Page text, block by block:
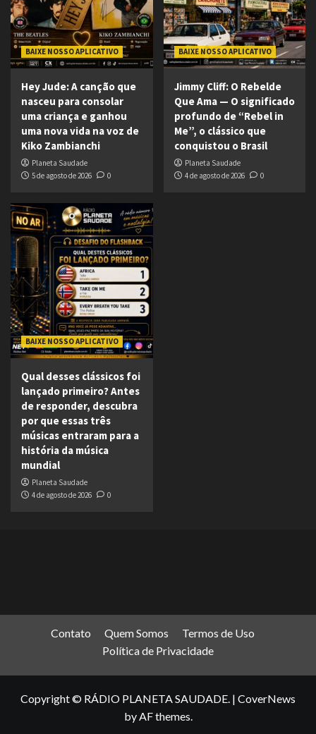
BAIXE NOSSO APLICATIVO
Hey Jude: A canção que
nasceu para consolar
uma criança e ganhou
uma nova vida na voz de
Kiko Zambianchi
Planeta Saudade
5 de agosto de 2026
0
BAIXE NOSSO APLICATIVO
Jimmy Cliff: O Rebelde
Que Ama — O significado
profundo de “Rebel in
Me”, o clássico que
conquistou o Brasil
Planeta Saudade
4 de agosto de 2026
0
BAIXE NOSSO APLICATIVO
Qual desses clássicos foi
lançado primeiro? Antes
de responder, descubra
por que essas três
músicas entraram para a
história da música
mundial
Planeta Saudade
4 de agosto de 2026
0
Contato Quem Somos
Termos de Uso
Política de Privacidade
Copyright © RÁDIO PLANETA SAUDADE. | CoverNews
by AF themes.